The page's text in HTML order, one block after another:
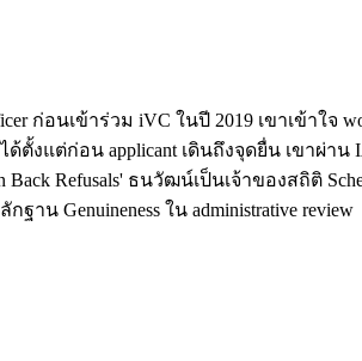
ก่อนเข้าร่วม iVC ในปี 2019 เขาเข้าใจ
งแต่ก่อน applicant เดินถึงจุดยื่น เขาผ่าน
Back Refusals' ธนวัฒน์เป็นเจ้าของสถิติ
าน Genuineness ใน administrative review